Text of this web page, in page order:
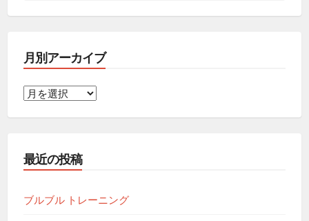
月別アーカイブ
月
カ
ブ
最近の投稿
ブルブル トレーニング